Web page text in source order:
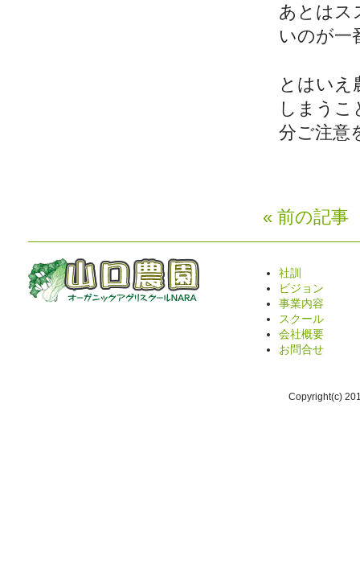
あとはス
いのが一
とはいえ
しまうこ
分ご注意
« 前の記事
社訓
ビジョン
事業内容
スクール
会社概要
お問合せ
Copyright(c)